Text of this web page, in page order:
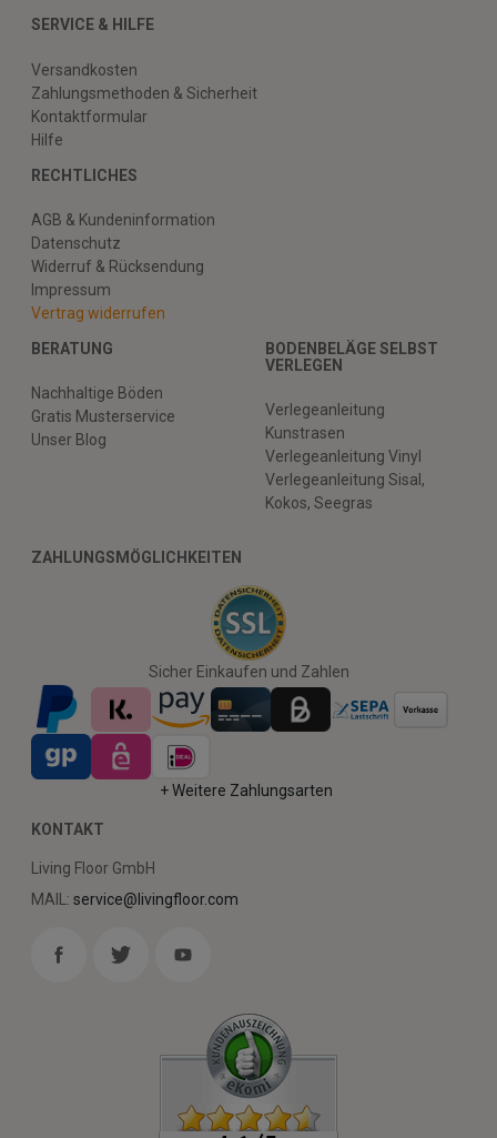
SERVICE & HILFE
Versandkosten
Zahlungsmethoden & Sicherheit
Kontaktformular
Hilfe
RECHTLICHES
AGB & Kundeninformation
Datenschutz
Widerruf & Rücksendung
Impressum
Vertrag widerrufen
BERATUNG
Nachhaltige Böden
Gratis Musterservice
Unser Blog
BODENBELÄGE SELBST
VERLEGEN
Verlegeanleitung
Kunstrasen
Verlegeanleitung Vinyl
Verlegeanleitung Sisal,
Kokos, Seegras
ZAHLUNGSMÖGLICHKEITEN
Sicher Einkaufen und Zahlen
+ Weitere Zahlungsarten
KONTAKT
Living Floor GmbH
MAIL: service@livingfloor.com